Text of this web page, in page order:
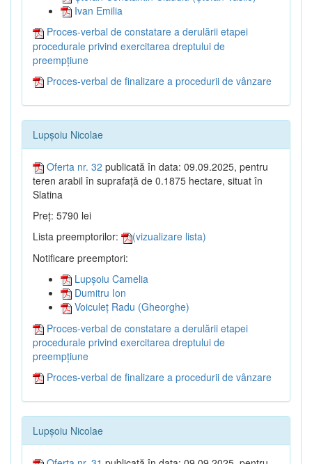
Ivan Emilia
Proces-verbal de constatare a derulării etapei
procedurale privind exercitarea dreptului de
preempțiune
Proces-verbal de finalizare a procedurii de vânzare
Lupșoiu Nicolae
Oferta nr. 32 publicată în data: 09.09.2025, pentru
teren arabil în suprafață de 0.1875 hectare, situat în
Slatina
Preț: 5790 lei
Lista preemptorilor:
(vizualizare lista)
Notificare preemptori:
Lupșoiu Camelia
Dumitru Ion
Voiculeț Radu (Gheorghe)
Proces-verbal de constatare a derulării etapei
procedurale privind exercitarea dreptului de
preempțiune
Proces-verbal de finalizare a procedurii de vânzare
Lupșoiu Nicolae